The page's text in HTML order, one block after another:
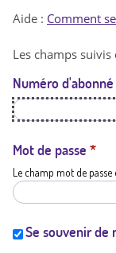
Aide : Comment
Les champs suivis
Numéro
Mot de passe *
Le champ mot de
Se souvenir de